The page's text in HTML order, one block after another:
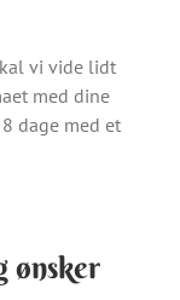
vi vide lidt
med dine
dage med et
ønsker